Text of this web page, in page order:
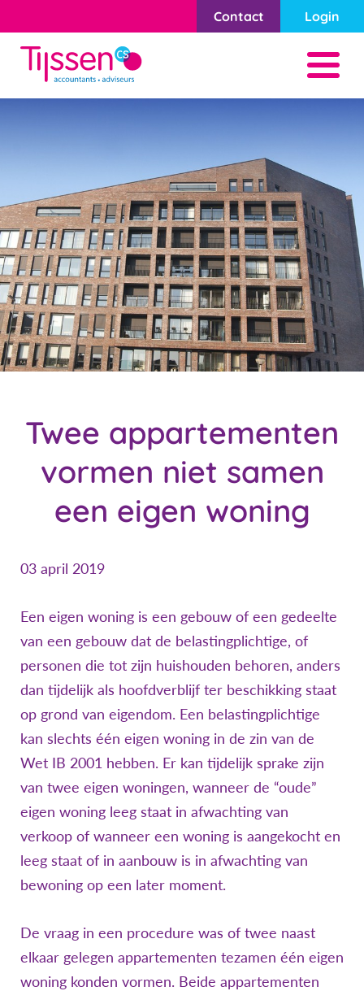
Contact Login
Twee appartementen
vormen niet samen
een eigen woning
03 april 2019
Een eigen woning is een gebouw of een gedeelte
van een gebouw dat de belastingplichtige, of
personen die tot zijn huishouden behoren, anders
dan tijdelijk als hoofdverblijf ter beschikking staat
op grond van eigendom. Een belastingplichtige
kan slechts één eigen woning in de zin van de
Wet IB 2001 hebben. Er kan tijdelijk sprake zijn
van twee eigen woningen, wanneer de “oude”
eigen woning leeg staat in afwachting van
verkoop of wanneer een woning is aangekocht en
leeg staat of in aanbouw is in afwachting van
bewoning op een later moment.
De vraag in een procedure was of twee naast
elkaar gelegen appartementen tezamen één eigen
woning konden vormen. Beide appartementen